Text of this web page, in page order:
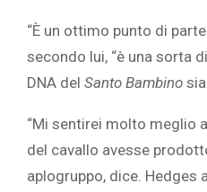
“È un ottimo punto di
secondo lui, “è una sorta
DNA del Santo Bambino
“Mi sentirei molto meglio
del cavallo avesse
aplogruppo, dice. Hedges